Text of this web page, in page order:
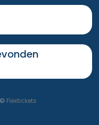
Flextickets